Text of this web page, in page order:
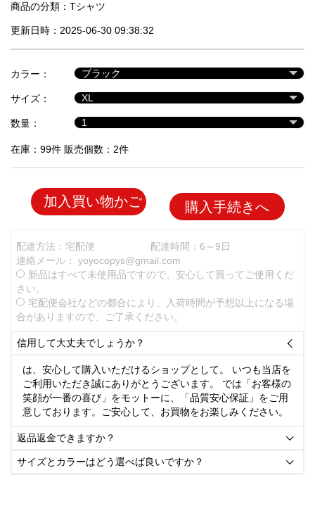
セ
ル
品
商品の分類： Tシャツ
更新日時：2025-06-30 09:38:32
カラー：
サイズ：
数量：
在庫：99件 販売個数：2件
加入買い物かご 購入手続きへ
配達方法：宅配便
配達時間：6～9日
連絡メール： yoyocopys@gmail.com
新品はすべて未使用品ですので、安心して買ってご使用くだ
さい。
宅配便会社などの都合により、入荷時間が予想以上になる場
合がありますので、ご了承ください。
信用して大丈夫でしょうか？ 
は、安心して購入いただけるショップとして。 いつも当店を
ご利用いただき誠にありがとうございます。 では「お客様の
笑顔が一番の喜び」をモットーに、「品質安心保証」をご用
意しております。ご安心して、お買物をお楽しみください。
返品返金できますか？ 
サイズとカラーはどう選べば良いですか？ 